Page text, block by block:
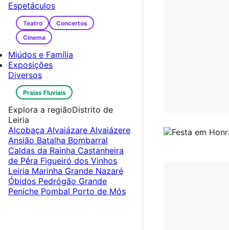
Espetáculos
Teatro
Concertos
Cinema
Miúdos e Família
Exposições
Diversos
Praias Fluviais
Explora a regiãoDistrito de
Leiria
Alcobaça Alvaiázare Alvaiázere
Ansião Batalha Bombarral
Caldas da Rainha Castanheira
de Pêra Figueiró dos Vinhos
Leiria Marinha Grande Nazaré
Óbidos Pedrógão Grande
Peniche Pombal Porto de Mós